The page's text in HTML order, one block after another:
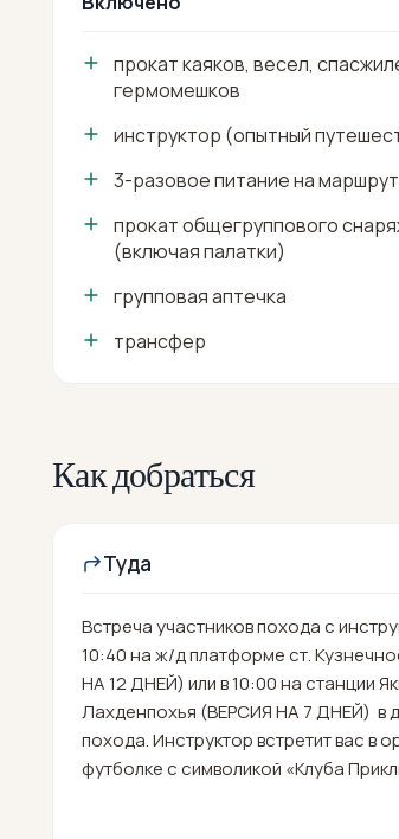
прокат каяков, весел,
гермомешков
инструктор (опытный
3-разовое питание на
прокат общегруппового
(включая палатки)
групповая аптечка
трансфер
Как добраться
Туда
Встреча участников похода с
10:40 на ж/д платформе ст.
НА 12 ДНЕЙ) или в 10:00 на станции
Лахденпохья (ВЕРСИЯ НА 7 ДНЕЙ) в
похода. Инструктор встретит вас в
футболке с символикой «Клуба